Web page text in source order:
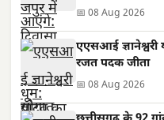
📅 08 Aug 2026
एएसआई
रजत पदक जीता
📅 08 Aug 2026